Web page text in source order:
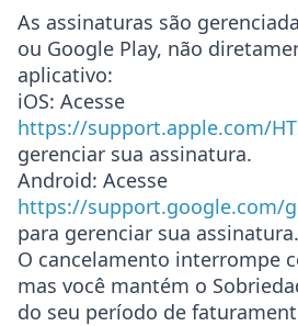
As assinaturas são
ou Google Play, não
aplicativo:
iOS: Acesse
https://support.apple.com/
gerenciar sua assinatura.
Android: Acesse
https://support.google.com/
para gerenciar sua assinatura.
O cancelamento interrompe
mas você mantém o
do seu período de